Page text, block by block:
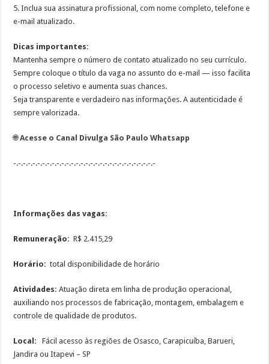
5. Inclua sua assinatura profissional , com nome completo, telefone e
e-mail atualizado.
Dicas importantes:
Mantenha sempre o número de contato atualizado no seu currículo.
Sempre coloque o título da vaga no assunto do e-mail — isso facilita
o processo seletivo e aumenta suas chances.
Seja transparente e verdadeiro nas informações. A autenticidade é
sempre valorizada.
🌐Acesse o Canal Divulga São Paulo Whatsapp
-.-.-.-.-.-.-.-.-.-.-.-.-.-.-.-.-.-.-.-.-.-.-.-.-.-.-.-.-.-
Informações das vagas:
Remuneração: R$ 2.415,29
Horário: total disponibilidade de horário
Atividades: Atuação direta em linha de produção operacional,
auxiliando nos processos de fabricação, montagem, embalagem e
controle de qualidade de produtos.
Local:
Fácil acesso às regiões de Osasco, Carapicuíba, Barueri,
Jandira ou Itapevi – SP